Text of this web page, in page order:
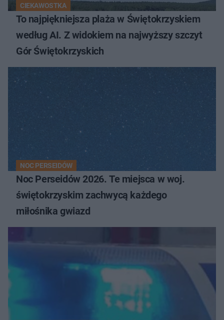
CIEKAWOSTKA
To najpiękniejsza plaża w Świętokrzyskiem
według AI. Z widokiem na najwyższy szczyt
Gór Świętokrzyskich
NOC PERSEIDÓW
Noc Perseidów 2026. Te miejsca w woj.
świętokrzyskim zachwycą każdego
miłośnika gwiazd